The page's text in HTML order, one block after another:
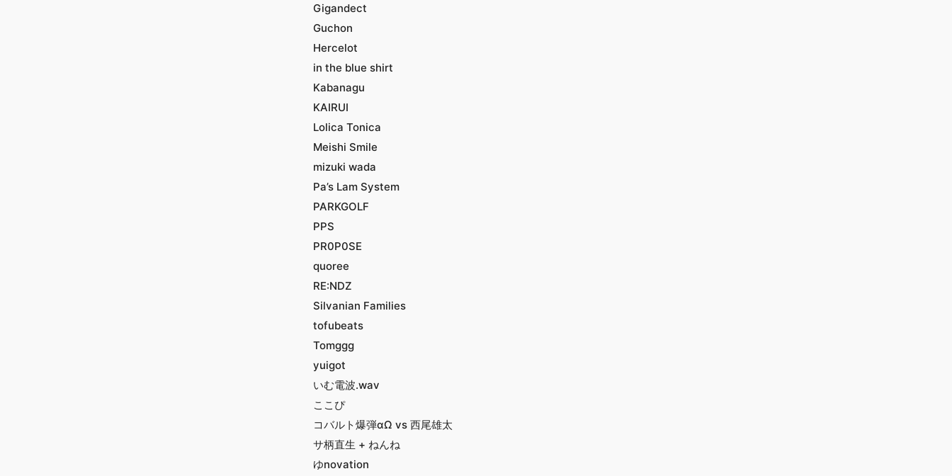
Gigandect
Guchon
Hercelot
in the blue shirt
Kabanagu
KAIRUI
Lolica Tonica
Meishi Smile
mizuki wada
Pa’s Lam System
PARKGOLF
PPS
PR0P0SE
quoree
RE:NDZ
Silvanian Families
tofubeats
Tomggg
yuigot
いむ電波.wav
ここぴ
コバルト爆弾αΩ vs 西尾雄太
サ柄直生 + ねんね
ゆnovation